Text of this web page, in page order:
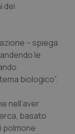
Ulcerosa
dei
– spiega
le
biologico”.
nell’aver
basato
polmone